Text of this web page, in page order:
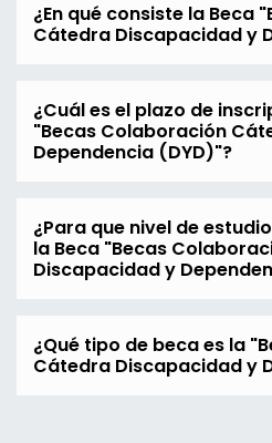
¿En qué consiste la Beca
Cátedra Discapacidad y
¿Cuál es el plazo de
"Becas Colaboración
Dependencia (DYD)"?
¿Para que nivel de
la Beca "Becas
Discapacidad y
¿Qué tipo de beca es la
Cátedra Discapacidad y